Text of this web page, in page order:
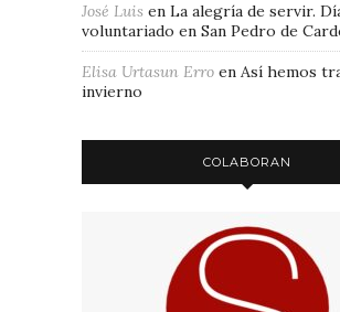
José Luis en La alegría de servir.
voluntariado en San Pedro de
Elisa Urtasun Erro en Así hemos
invierno
COLABORAN